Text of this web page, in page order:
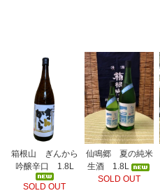
箱根山 ぎんから
吟醸辛口 1.8L
SOLD OUT
仙鳴郷 夏の純米
生酒 1.8L
SOLD OUT